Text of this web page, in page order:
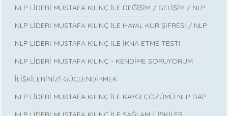
NLP LİDERİ MUSTAFA KILINÇ İLE DEĞİŞİM / GELİŞİM / NLP
NLP LİDERİ MUSTAFA KILINÇ İLE HAYAL KUR ŞİFRESİ / NLP
NLP LİDERİ MUSTAFA KILINÇ İLE İKNA ETME TESTİ
NLP LİDERİ MUSTAFA KILINÇ - KENDİME SORUYORUM
İLİŞKİLERİNİZİ GÜÇLENDİRMEK
NLP LİDERİ MUSTAFA KILINÇ İLE KAYGI ÇÖZÜMÜ NLP DAP